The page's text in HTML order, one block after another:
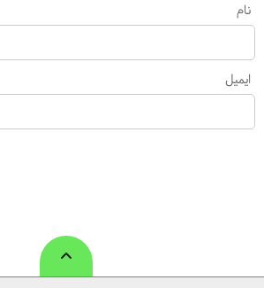
نام
ایمیل